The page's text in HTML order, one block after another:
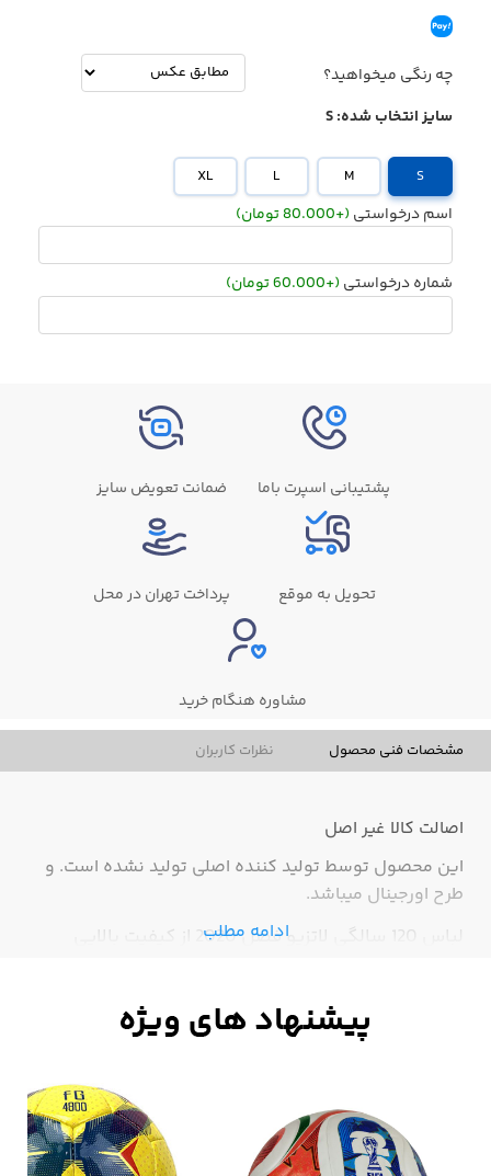
چه رنگی میخواهید؟
سایز انتخاب شده:S
S
M
L
XL
اسم درخواستی (+80.000 تومان)
شماره درخواستی (+60.000 تومان)
پشتیبانی اسپرت باما ضمانت تعویض سایز
تحویل به موقع پرداخت تهران در محل
مشاوره هنگام خرید
مشخصات فنی محصول نظرات کاربران
اصالت کالا غیر اصل
این محصول توسط تولید کننده اصلی تولید نشده است. و
طرح اورجینال میباشد.
لباس 120 سالگی لاتزیو فصل 2020 از کیفیت بالایی
نقد و بررسی لباس 120 سالگی
لاتزیو
باشگاه لاتزیو در 9 ژانویه سال 1900 در منطقه Prati رم با
ادامه مطلب